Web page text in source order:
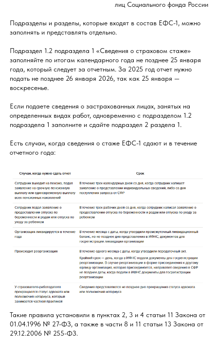
лиц Социального фонда России
Подразделы и разделы, которые входят в состав ЕФС-1, можно
заполнять и представлять отдельно.
Подраздел 1.2 подраздела 1 «Сведения о страховом стаже»
заполняйте по итогам календарного года не позднее 25 января
года, который следует за отчетным. За 2025 год отчет нужно
подать не позднее 26 января 2026, так как 25 января —
воскресенье.
Если подаете сведения о застрахованных лицах, занятых на
определенных видах работ, одновременно с подразделом 1.2
подраздела 1 заполните и сдайте подраздел 2 раздела 1.
Есть случаи, когда сведения о стаже ЕФС-1 сдают и в течение
отчетного года:
Такие правила установили в пунктах 2, 3 и 4 статьи 11 Закона от
01.04.1996 № 27-ФЗ, а также в части 8 и 11 статьи 13 Закона от
29.12.2006 № 255-ФЗ.